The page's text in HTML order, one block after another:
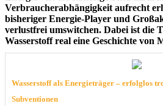
Verbraucherabhängigkeit aufrecht
bisheriger Energie-Player und
verlustfrei umswitchen. Dabei ist die
Wasserstoff real eine Geschichte von
Wasserstoff als Energieträger – erfolglos
Subventionen